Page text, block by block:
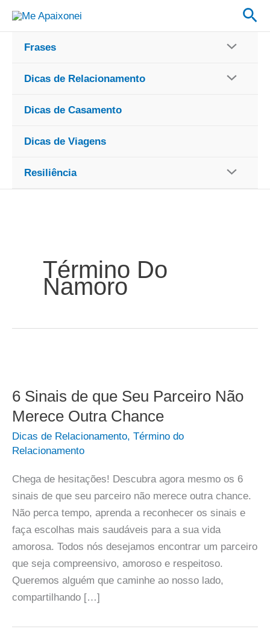
para
Frases
Dicas de Relacionamento
Dicas de Casamento
Dicas de Viagens
Resiliência
Término Do
Namoro
6 Sinais de que Seu Parceiro Não
Merece Outra Chance
Dicas de Relacionamento, Término do
Relacionamento
Chega de hesitações! Descubra agora mesmo os 6
sinais de que seu parceiro não merece outra chance.
Não perca tempo, aprenda a reconhecer os sinais e
faça escolhas mais saudáveis para a sua vida
amorosa. Todos nós desejamos encontrar um parceiro
que seja compreensivo, amoroso e respeitoso.
Queremos alguém que caminhe ao nosso lado,
compartilhando […]